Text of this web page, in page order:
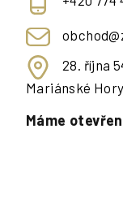
28. října
Mariánské Hory
Máme